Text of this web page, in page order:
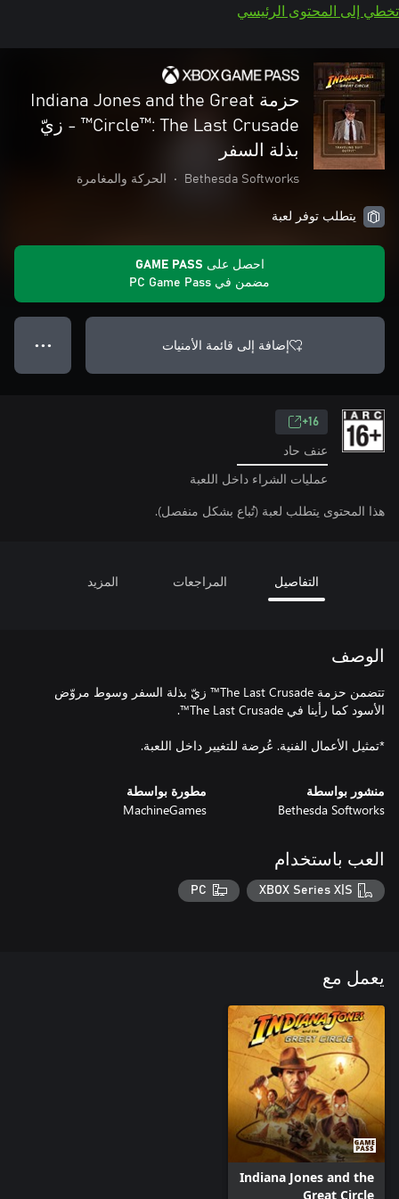
تخطي إلى المحتوى الرئيسي
حزمة Indiana Jones and the Great
Circle™: The Last Crusade™ - زيّ
بذلة السفر
Bethesda Softworks
• الحركة والمغامرة
يتطلب توفر لعبة
احصل على GAME PASS
مضمن في PC Game Pass
إضافة إلى قائمة الأمنيات ● ● ●
16+
عنف حاد
عمليات الشراء داخل اللعبة
هذا المحتوى يتطلب لعبة (تُباع بشكل منفصل).
التفاصيل المراجعات المزيد
الوصف
تتضمن حزمة The Last Crusade™ زيّ بذلة السفر وسوط مروّض
*تمثيل الأعمال الفنية. عُرضة للتغيير داخل اللعبة.
منشور بواسطة
Bethesda Softworks
مطورة بواسطة
MachineGames
العب باستخدام
XBOX Series X|S
PC
يعمل مع
Indiana Jones and the
Great Circle